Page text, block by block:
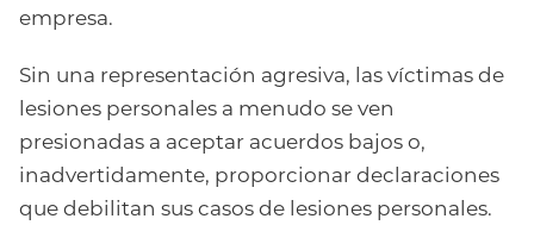
empresa.
Sin una representación agresiva, las víctimas de
lesiones personales a menudo se ven
presionadas a aceptar acuerdos bajos o,
inadvertidamente, proporcionar declaraciones
que debilitan sus casos de lesiones personales.